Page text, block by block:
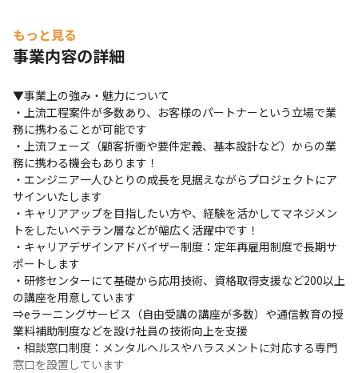
もっと見る
事業内容の詳細
▼事業上の強み・魅力について
・上流工程案件が多数あり、お客様のパートナーという立場で業
務に携わることが可能です
・上流フェーズ（顧客折衝や要件定義、基本設計など）からの業
務に携わる機会もあります！
・エンジニア一人ひとりの成長を見据えながらプロジェクトにア
サインいたします
・キャリアアップを目指したい方や、経験を活かしてマネジメン
トをしたいベテラン層などが幅広く活躍中です！
・キャリアデザインアドバイザー制度：定年再雇用制度で長期サ
ポートします
・研修センターにて基礎から応用技術、資格取得支援など200以上
の講座を用意しています
⇒eラーニングサービス（自由受講の講座が多数）や通信教育の授
業料補助制度などを設け社員の技術向上を支援
・相談窓口制度：メンタルヘルスやハラスメントに対応する専門
窓口を設置しています